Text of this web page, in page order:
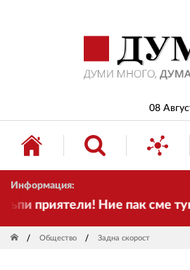
08
Информация:
приятели! Ние пак сме тук!
Общество Задна скорост
ИЗБОРИ
СВЯТ